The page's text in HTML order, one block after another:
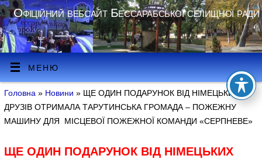
Офіційний вебсайт Бессарабської селищної ради
МЕНЮ
Головна » Новини » ЩЕ ОДИН ПОДАРУНОК ВІД НІМЕЦЬКИХ
ДРУЗІВ ОТРИМАЛА ТАРУТИНСЬКА ГРОМАДА – ПОЖЕЖНУ
МАШИНУ ДЛЯ МІСЦЕВОЇ ПОЖЕЖНОЇ КОМАНДИ «СЕРПНЕВЕ»
ЩЕ ОДИН ПОДАРУНОК ВІД НІМЕЦЬКИХ